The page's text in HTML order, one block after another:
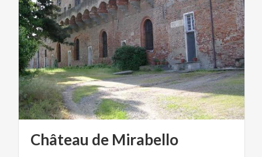
Château de Mirabello